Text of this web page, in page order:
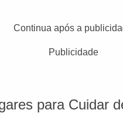
Continua após a
Publicidade
para Cuidar